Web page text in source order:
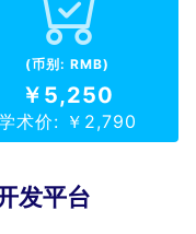
(币别: RMB)
￥5,250
术价: ￥2,790
发平台